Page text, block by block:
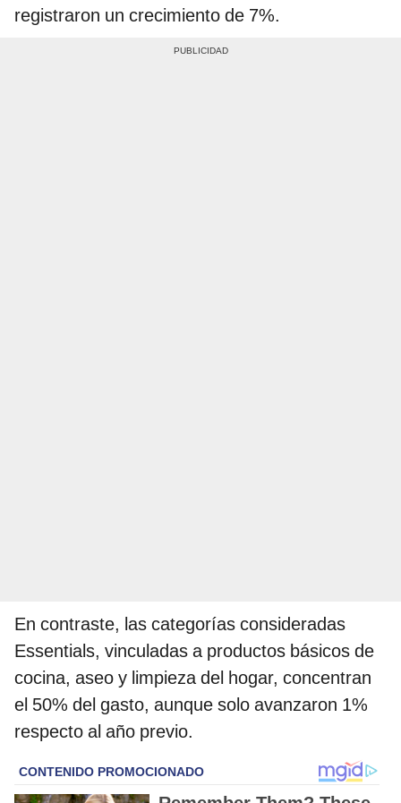
registraron un crecimiento de 7%.
En contraste, las categorías consideradas
Essentials, vinculadas a productos básicos de
cocina, aseo y limpieza del hogar, concentran
el 50% del gasto, aunque solo avanzaron 1%
respecto al año previo.